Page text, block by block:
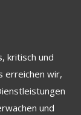
kritisch und
erreichen wir,
und